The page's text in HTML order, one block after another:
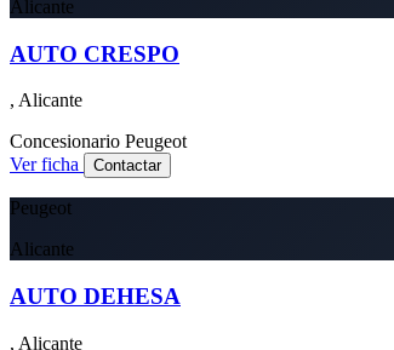
Alicante
AUTO CRESPO
, Alicante
Concesionario Peugeot
Ver ficha
Contactar
Peugeot
Alicante
AUTO DEHESA
, Alicante